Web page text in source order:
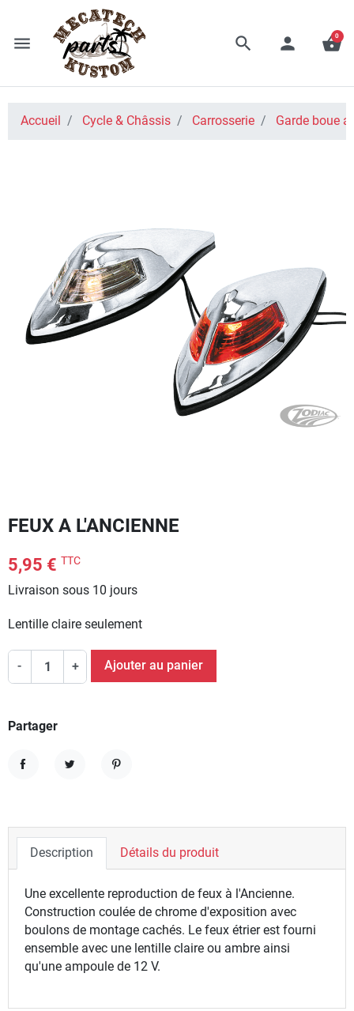
menu search person shopping_basket
0
Accueil Cycle & Châssis Carrosserie Garde boue
FEUX A L'ANCIENNE
5,95 € TTC
Livraison sous 10 jours
Lentille claire seulement
- + Ajouter au panier
Partager
Description Détails du produit
Une excellente reproduction de feux à l'Ancienne.
Construction coulée de chrome d'exposition avec
boulons de montage cachés. Le feux étrier est fourni
ensemble avec une lentille claire ou ambre ainsi
qu'une ampoule de 12 V.